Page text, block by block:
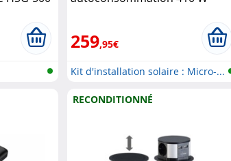
259,95€
Kit d'installation solaire : Micro-...
RECONDITIONNÉ